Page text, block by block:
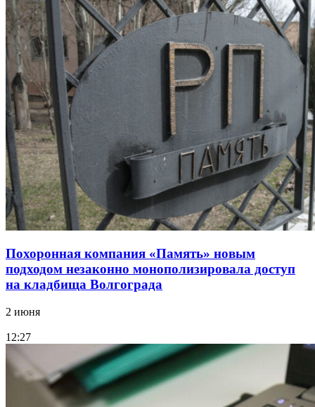
Похоронная компания «Память» новым
подходом незаконно монополизировала доступ
на кладбища Волгограда
2 июня
12:27